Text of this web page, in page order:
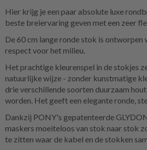
Hier krijg je een paar absolute luxe
beste breiervaring geven met een zeer
De 60 cm lange ronde stok is ontworpen
respect voor het milieu.
Het prachtige kleurenspel in de stokjes
natuurlijke wijze - zonder kunstmatige
drie verschillende soorten duurzaam
worden. Het geeft een elegante ronde,
Dankzij PONY's gepatenteerde
maskers moeiteloos van stok naar stok
te zitten waar de kabel en de stokken